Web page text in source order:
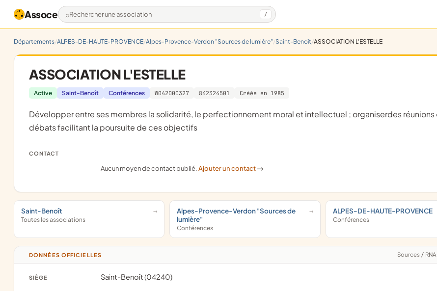
Assoce Rechercher une association /
Départements ALPES-DE-HAUTE-PROVENCE Alpes-Provence-Verdon "Sources de lumière" Saint-Benoît ASSOCIATION L'ESTELLE
ASSOCIATION L'ESTELLE
Active Saint-Benoît Conférences W042000327 842324501 Créée en 1985
développer entre ses membres la solidarité, le perfectionnement moral et intellectuel ; organiserdes réunions et des
débats facilitant la poursuite de ces objectifs
CONTACT
Aucun moyen de contact publié.Ajouter un contact ->
Saint-Benoît
Toutes les associations
Alpes-Provence-Verdon "Sources de
lumière"
Conférences
ALPES-DE-HAUTE-PROVENCE
Conférences
DONNÉES OFFICIELLES Sources / RNA
SIÈGE Saint-Benoît (04240)